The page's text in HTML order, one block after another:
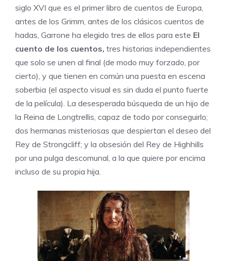
siglo XVI que es el primer libro de cuentos de Europa,
antes de los Grimm, antes de los clásicos cuentos de
hadas, Garrone ha elegido tres de ellos para este El
cuento de los cuentos, tres historias independientes
que solo se unen al final (de modo muy forzado, por
cierto), y que tienen en común una puesta en escena
soberbia (el aspecto visual es sin duda el punto fuerte
de la película). La desesperada búsqueda de un hijo de
la Reina de Longtrellis, capaz de todo por conseguirlo;
dos hermanas misteriosas que despiertan el deseo del
Rey de Strongcliff; y la obsesión del Rey de Highhills
por una pulga descomunal, a la que quiere por encima
incluso de su propia hija.